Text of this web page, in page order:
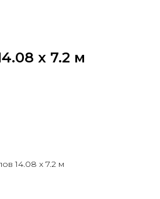
х 7.2 м
14.08 х 7.2 м